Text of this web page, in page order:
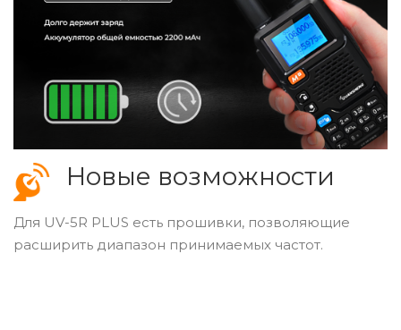
Новые возможности
Для UV-5R PLUS есть прошивки, позволяющие
расширить диапазон принимаемых частот.